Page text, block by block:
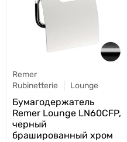
Remer
Rubinetterie
Lounge
Бумагодержатель
Remer Lounge LN60CFP,
черный
брашированный хром